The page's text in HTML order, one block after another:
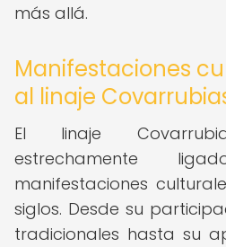
más allá.
Manifestaciones
al linaje
El linaje
estrechamente
manifestaciones
siglos. Desde su
tradicionales hasta su